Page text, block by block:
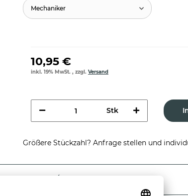
Mechaniker
10,95 €
inkl. 19% MwSt. , zzgl. Versand
Stk
Größere Stückzahl? Anfrage stellen und